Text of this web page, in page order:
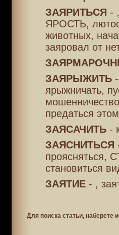
ЗАЯРИТЬСЯ -
ЯРОСТЬ,
животных,
заяровал от
ЗАЯРЫЖИТЬ-
ярыжничать,
предаться
ЗАЯСАЧИТЬ-
ЗАЯСНИТЬСЯ
проясняться,
становиться
ЗАЯТИЕ- ,
Для поиска статьи, наберете